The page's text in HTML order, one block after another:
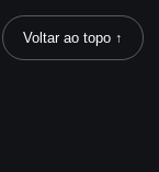
Voltar ao topo ↑